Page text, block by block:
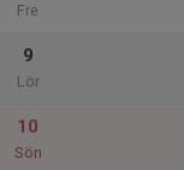
Fre
9
Lör
10
Sön